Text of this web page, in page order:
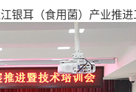
耳（食用菌）产业推进